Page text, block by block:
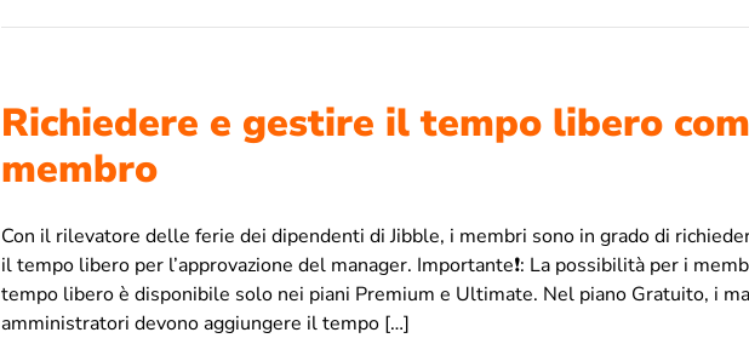
Richiedere e gestire il tempo libero
membro
Con il rilevatore delle ferie dei dipendenti di Jibble, i membri sono in grado di
il tempo libero per l’approvazione del manager. Importante❗: La possibilità per i
tempo libero è disponibile solo nei piani Premium e Ultimate. Nel piano Gratuito, i
amministratori devono aggiungere il tempo […]